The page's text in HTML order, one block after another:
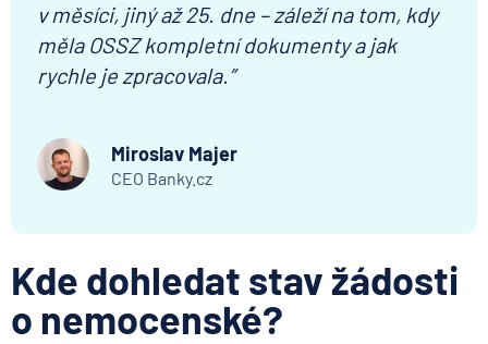
v měsíci, jiný až 25. dne – záleží na tom, kdy
měla OSSZ kompletní dokumenty a jak
rychle je zpracovala.”
Miroslav Majer
CEO Banky.cz
Kde dohledat stav žádosti
o nemocenské?